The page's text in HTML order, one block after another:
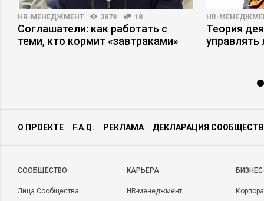
HR-МЕНЕДЖМЕНТ 3879 18
Соглашатели: как работать с
теми, кто кормит «завтраками»
HR-
Теория
О ПРОЕКТЕ F.A.Q. РЕКЛАМА ДЕКЛАРАЦИЯ
CООБЩЕСТВО
Лица Сообщества
КАРЬЕРА
HR-менеджмент